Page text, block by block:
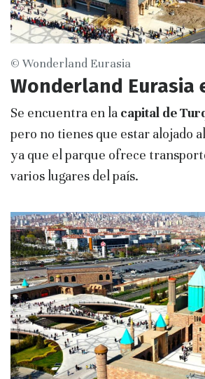
© Wonderland Eurasia
Wonderland Eurasia
Se encuentra en la capital de
pero no tienes que estar alojado
ya que el parque ofrece
varios lugares del país.